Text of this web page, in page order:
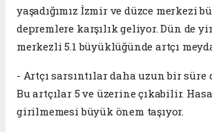
yaşadığımız İzmir ve düzce merkezi
depremlere karşılık geliyor. Dün de
merkezli 5.1 büyüklüğünde artçı
- Artçı sarsıntılar daha uzun bir süre
Bu artçılar 5 ve üzerine çıkabilir.
girilmemesi büyük önem taşıyor.